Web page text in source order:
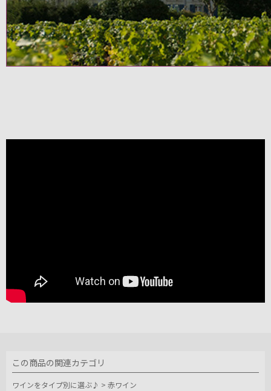
この商品の関連カテゴリ
ワインをタイプ別に選ぶ♪ > 赤ワイン